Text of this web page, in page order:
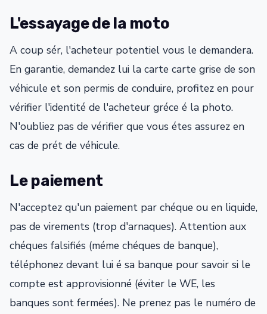
L'essayage de la moto
A coup sér, l'acheteur potentiel vous le demandera.
En garantie, demandez lui la carte carte grise de son
véhicule et son permis de conduire, profitez en pour
vérifier l'identité de l'acheteur gréce é la photo.
N'oubliez pas de vérifier que vous étes assurez en
cas de prét de véhicule.
Le paiement
N'acceptez qu'un paiement par chéque ou en liquide,
pas de virements (trop d'arnaques). Attention aux
chéques falsifiés (méme chéques de banque),
téléphonez devant lui é sa banque pour savoir si le
compte est approvisionné (éviter le WE, les
banques sont fermées). Ne prenez pas le numéro de